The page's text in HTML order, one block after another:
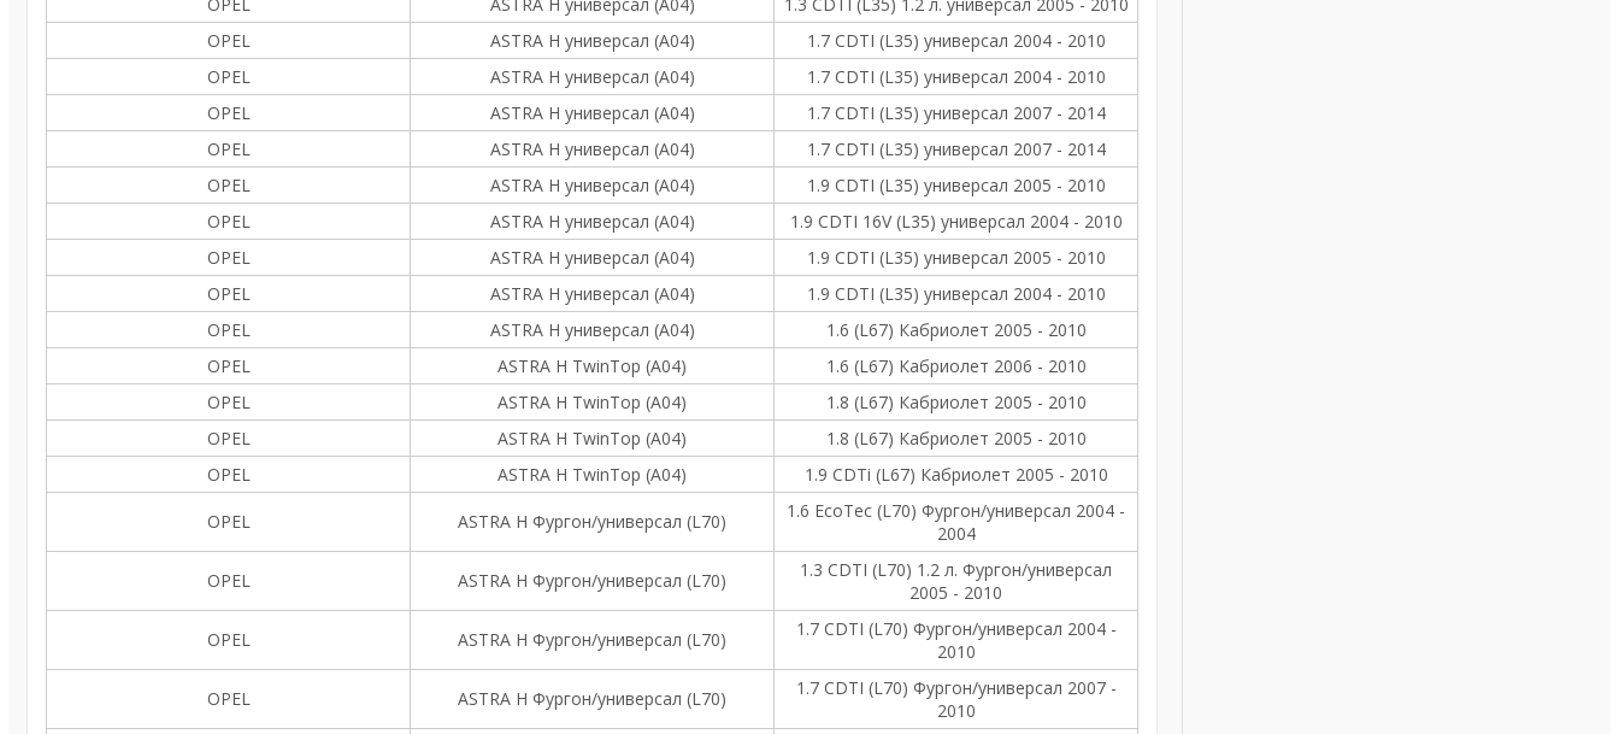
OPEL
ASTRA H универсал (A04)
1.7 CDTI (L35) универсал 2004 - 2010
OPEL
ASTRA H универсал (A04)
1.7 CDTI (L35) универсал 2004 - 2010
OPEL
ASTRA H универсал (A04)
1.7 CDTI (L35) универсал 2007 - 2014
OPEL
ASTRA H универсал (A04)
1.7 CDTI (L35) универсал 2007 - 2014
OPEL
ASTRA H универсал (A04)
1.9 CDTI (L35) универсал 2005 - 2010
OPEL
ASTRA H универсал (A04)
1.9 CDTI 16V (L35) универсал 2004 - 2010
OPEL
ASTRA H универсал (A04)
1.9 CDTI (L35) универсал 2005 - 2010
OPEL
ASTRA H универсал (A04)
1.9 CDTI (L35) универсал 2004 - 2010
OPEL
ASTRA H универсал (A04)
1.6 (L67) Кабриолет 2005 - 2010
OPEL
ASTRA H TwinTop (A04)
1.6 (L67) Кабриолет 2006 - 2010
OPEL
ASTRA H TwinTop (A04)
1.8 (L67) Кабриолет 2005 - 2010
OPEL
ASTRA H TwinTop (A04)
1.8 (L67) Кабриолет 2005 - 2010
OPEL
ASTRA H TwinTop (A04) 1.9 CDTi (L67) Кабриолет 2005 - 2010
OPEL ASTRA H Фургон/универсал (L70)
1.6 EcoTec (L70) Фургон/универсал 2004 -
2004
OPEL ASTRA H Фургон/универсал (L70)
1.3 CDTI (L70) 1.2 л. Фургон/универсал
2005 - 2010
OPEL ASTRA H Фургон/универсал (L70)
1.7 CDTI (L70) Фургон/универсал 2004 -
2010
OPEL ASTRA H Фургон/универсал (L70)
1.7 CDTI (L70) Фургон/универсал 2007 -
2010